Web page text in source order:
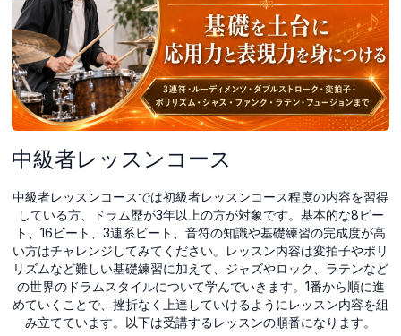
中級者レッスンコース
中級者レッスンコースでは初級者レッスンコース程度の内容を習得
している方、ドラム歴が3年以上の方が対象です。基本的な8ビー
ト、16ビート、3連系ビート、音符の知識や基礎練習の完成度が高
い方はチャレンジしてみてください。レッスン内容は変拍子やポリ
リズムなど難しい基礎練習に加えて、ジャズやロック、ラテンなど
の世界のドラムスタイルについて学んでいきます。1番から順に進
めていくことで、挫折なく上達していけるようにレッスン内容を組
み立てています。以下は受講するレッスンの順番になります。